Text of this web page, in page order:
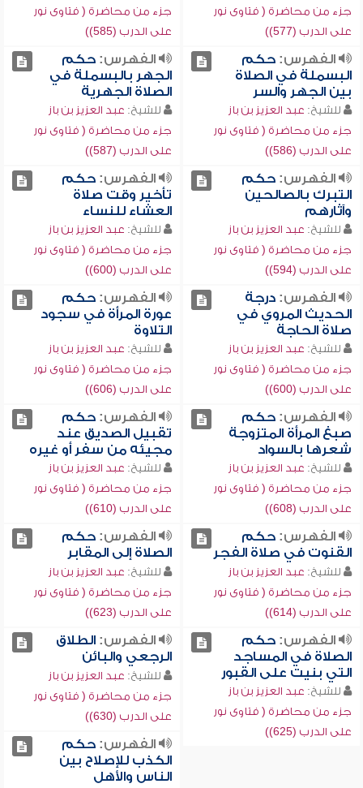
جزء من محاضرة ( فتاوى نور
على الدرب (577))
جزء من محاضرة ( فتاوى نور
على الدرب (585))
الفهرس:حكم
البسملة في الصلاة
بين الجهر والسر
للشيخ: عبد العزيز بن باز
جزء من محاضرة ( فتاوى نور
على الدرب (586))
الفهرس:حكم
الجهر بالبسملة في
الصلاة الجهرية
للشيخ: عبد العزيز بن باز
جزء من محاضرة ( فتاوى نور
على الدرب (587))
الفهرس:حكم
التبرك بالصالحين
وآثارهم
للشيخ: عبد العزيز بن باز
جزء من محاضرة ( فتاوى نور
على الدرب (594))
الفهرس:حكم
تأخير وقت صلاة
العشاء للنساء
للشيخ: عبد العزيز بن باز
جزء من محاضرة ( فتاوى نور
على الدرب (600))
الفهرس:درجة
الحديث المروي في
صلاة الحاجة
للشيخ: عبد العزيز بن باز
جزء من محاضرة ( فتاوى نور
على الدرب (600))
الفهرس:حكم
عورة المرأة في سجود
التلاوة
للشيخ: عبد العزيز بن باز
جزء من محاضرة ( فتاوى نور
على الدرب (606))
الفهرس:حكم
صبغ المرأة المتزوجة
شعرها بالسواد
للشيخ: عبد العزيز بن باز
جزء من محاضرة ( فتاوى نور
على الدرب (608))
الفهرس:حكم
تقبيل الصديق عند
مجيئه من سفر أو غيره
للشيخ: عبد العزيز بن باز
جزء من محاضرة ( فتاوى نور
على الدرب (610))
الفهرس:حكم
القنوت في صلاة الفجر
للشيخ: عبد العزيز بن باز
جزء من محاضرة ( فتاوى نور
على الدرب (614))
الفهرس:حكم
الصلاة إلى المقابر
للشيخ: عبد العزيز بن باز
جزء من محاضرة ( فتاوى نور
على الدرب (623))
الفهرس:حكم
الصلاة في المساجد
التي بنيت على القبور
للشيخ: عبد العزيز بن باز
جزء من محاضرة ( فتاوى نور
على الدرب (625))
الفهرس:الطلاق
الرجعي والبائن
للشيخ: عبد العزيز بن باز
جزء من محاضرة ( فتاوى نور
على الدرب (630))
الفهرس:حكم
الكذب للإصلاح بين
الناس والأهل